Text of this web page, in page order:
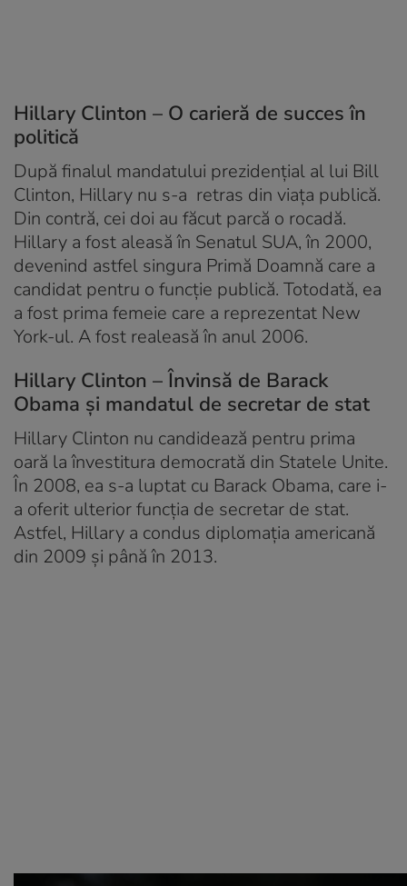
Hillary Clinton – O carieră de succes în
politică
După finalul mandatului prezidențial al lui Bill
Clinton, Hillary nu s-a retras din viața publică.
Din contră, cei doi au făcut parcă o rocadă.
Hillary a fost aleasă în Senatul SUA, în 2000,
devenind astfel singura Primă Doamnă care a
candidat pentru o funcție publică. Totodată, ea
a fost prima femeie care a reprezentat New
York-ul. A fost realeasă în anul 2006.
Hillary Clinton – Învinsă de Barack
Obama și mandatul de secretar de stat
Hillary Clinton nu candidează pentru prima
oară la învestitura democrată din Statele Unite.
În 2008, ea s-a luptat cu Barack Obama, care i-
a oferit ulterior funcția de secretar de stat.
Astfel, Hillary a condus diplomația americană
din 2009 și până în 2013.